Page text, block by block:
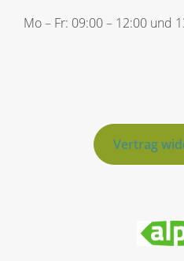
Mo – Fr: 09:00 – 12:00 und
Vertrag